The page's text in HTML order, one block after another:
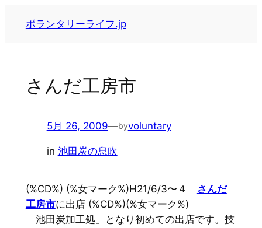
ボランタリーライフ.jp
さんだ工房市
5月 26, 2009—byvoluntary
in 池田炭の息吹
(%CD%) (%女マーク%)H21/6/3〜４
さんだ
工房市に出店 (%CD%)(%女マーク%)
「池田炭加工処」となり初めての出店です。技